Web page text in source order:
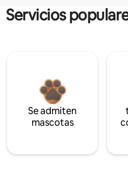
Servicios
Se admiten
mascotas